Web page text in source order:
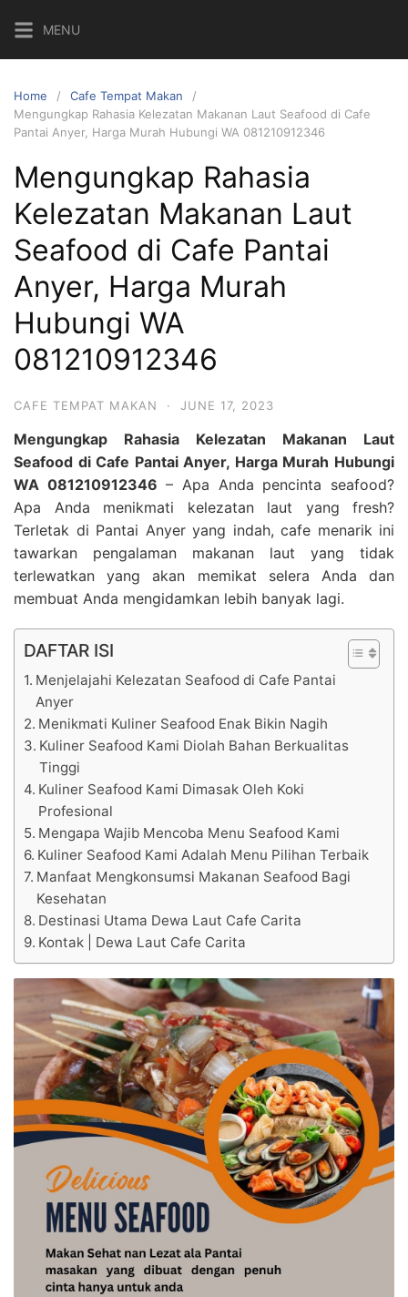
content
MENU
Home
Cafe Tempat Makan
Mengungkap Rahasia Kelezatan Makanan Laut Seafood di Cafe
Pantai Anyer, Harga Murah Hubungi WA 081210912346
Mengungkap Rahasia
Kelezatan Makanan Laut
Seafood di Cafe Pantai
Anyer, Harga Murah
Hubungi WA
081210912346
CAFE TEMPAT MAKAN · JUNE 17, 2023
Mengungkap Rahasia Kelezatan Makanan Laut
Seafood di Cafe Pantai Anyer, Harga Murah Hubungi
WA 081210912346 – Apa Anda pencinta seafood?
Apa Anda menikmati kelezatan laut yang fresh?
Terletak di Pantai Anyer yang indah, cafe menarik ini
tawarkan pengalaman makanan laut yang tidak
terlewatkan yang akan memikat selera Anda dan
membuat Anda mengidamkan lebih banyak lagi.
DAFTAR ISI
Menjelajahi Kelezatan Seafood di Cafe Pantai
Anyer
Menikmati Kuliner Seafood Enak Bikin Nagih
Kuliner Seafood Kami Diolah Bahan Berkualitas
Tinggi
Kuliner Seafood Kami Dimasak Oleh Koki
Profesional
Mengapa Wajib Mencoba Menu Seafood Kami
Kuliner Seafood Kami Adalah Menu Pilihan Terbaik
Manfaat Mengkonsumsi Makanan Seafood Bagi
Kesehatan
Destinasi Utama Dewa Laut Cafe Carita
Kontak | Dewa Laut Cafe Carita